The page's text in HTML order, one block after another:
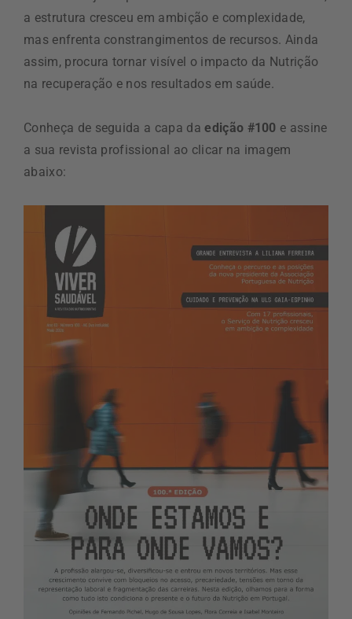
a estrutura cresceu em ambição e complexidade,
mas enfrenta constrangimentos de recursos. Ainda
assim, procura tornar visível o impacto da Nutrição
na recuperação e nos resultados em saúde.
Conheça de seguida a capa daedição #100 e assine
a sua revista profissional ao clicar na imagem
abaixo: